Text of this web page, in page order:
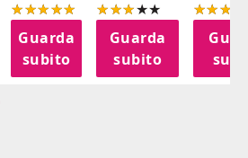
Guarda
subito
Guarda
subito